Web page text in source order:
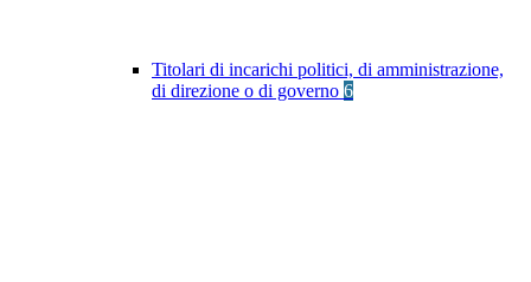
Titolari di incarichi politici, di amministrazione,
di direzione o di governo 6